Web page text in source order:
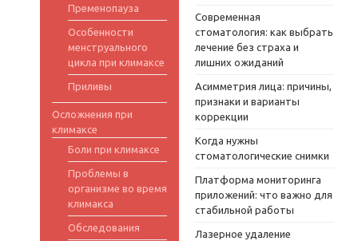
Пременопауза
Особенности
менструального
цикла при климаксе
Приливы
Осложнения при
климаксе
Боли при климаксе
Проблемы в
организме во время
климакса
Обследования
Современная
стоматология: как выбрать
лечение без страха и
лишних ожиданий
Асимметрия лица: причины,
признаки и варианты
коррекции
Когда нужны
стоматологические снимки
Платформа мониторинга
приложений: что важно для
стабильной работы
Лазерное удаление